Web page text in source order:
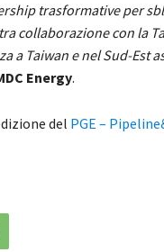
trasformative per
collaborazione con la
a Taiwan e nel Sud-Est
Energy.
del PGE –